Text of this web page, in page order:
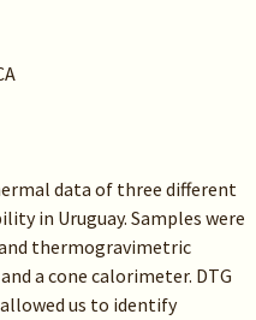
data of three different
in Uruguay. Samples were
thermogravimetric
a cone calorimeter. DTG
us to identify